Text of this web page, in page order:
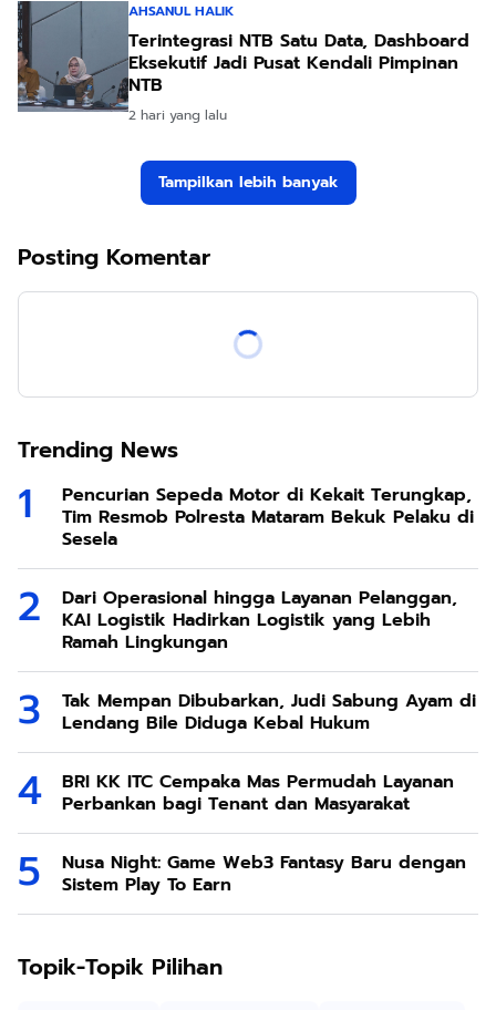
AHSANUL HALIK
Terintegrasi NTB Satu Data, Dashboard
Eksekutif Jadi Pusat Kendali Pimpinan
NTB
2 hari yang lalu
Tampilkan lebih banyak
Posting Komentar
Trending News
Pencurian Sepeda Motor di Kekait Terungkap,
Tim Resmob Polresta Mataram Bekuk Pelaku di
Sesela
Dari Operasional hingga Layanan Pelanggan,
KAI Logistik Hadirkan Logistik yang Lebih
Ramah Lingkungan
Tak Mempan Dibubarkan, Judi Sabung Ayam di
Lendang Bile Diduga Kebal Hukum
BRI KK ITC Cempaka Mas Permudah Layanan
Perbankan bagi Tenant dan Masyarakat
Nusa Night: Game Web3 Fantasy Baru dengan
Sistem Play To Earn
Topik-Topik Pilihan